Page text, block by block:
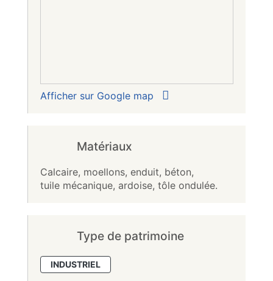
Afficher sur Google map
Matériaux
Calcaire, moellons, enduit, béton,
tuile mécanique, ardoise, tôle ondulée.
Type de patrimoine
INDUSTRIEL